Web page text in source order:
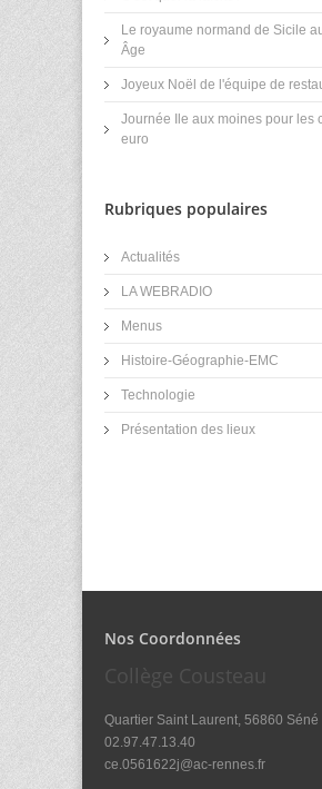
Le royaume normand de Sicile
Âge
Joyeux Noël de l'équipe de
Journée Ile aux moines pour les
euro
Rubriques populaires
Actualités
LA WEBRADIO
Menus
Histoire-Géographie-EMC
Technologie
Présentation des lieux
Nos Coordonnées
Collège Cousteau
Quartier Saint Laurent, 56860 Séné
02.97.47.13.40
ce.0561622j@ac-rennes.fr